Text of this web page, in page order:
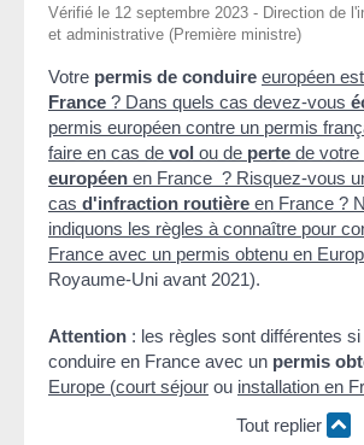
Vérifié le 12 septembre 2023 - Direction de
et administrative (Première ministre)
Votre permis de conduire européen
France ? Dans quels cas devez-vous
permis européen contre un permis
faire en cas de vol ou de perte de votre
européen en France ? Risquez-vous
cas d'infraction routière en France ?
indiquons les règles à connaître pour
France avec un permis obtenu en
Royaume-Uni avant 2021).
Attention : les règles sont différentes
conduire en France avec un permis
Europe (court séjour ou installation en
Tout replier